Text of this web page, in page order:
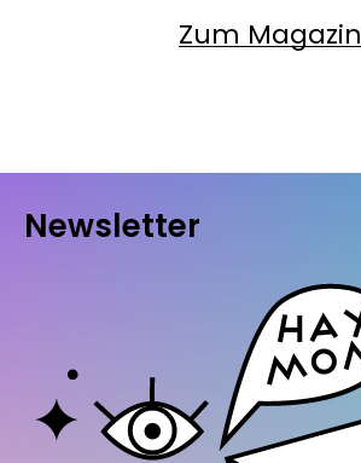
Zum Magazin
Newsletter